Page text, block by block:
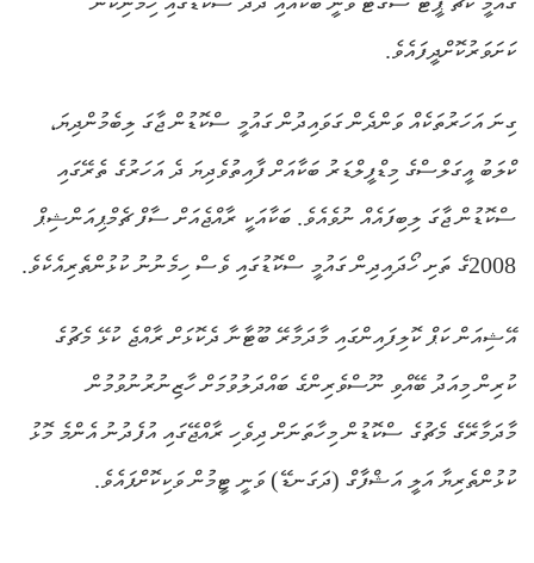
ކަށަވަރުކޮށްދީފައެވެ.
ގިނަ އަހަރުތަކެއް ވަންދެން ގަވައިދުން ގައުމީ ސްކޮޑުން ޖާގަ ލިބެމުންދިޔަ،
ކްލަބު އީގަލްސްގެ މިޑްފީލްޑަރު ބަކާއަށް ފާއިތުވެދިޔަ ދެ އަހަރުގެ ތެރޭގައި
ސްކޮޑުން ޖާގަ ލިބިފައެއް ނުވެއެވެ. ބަކާއަކީ ރާއްޖެއަށް ސާފް ޗެމްޕިއަންޝިޕް
2008ގެ ތަށި ހޯދައިދިން ގައުމީ ސްކޮޑުގައި ވެސް ހިމެނުނު ކުޅުންތެރިއެކެވެ.
އޭޝިއަން ކަޕް ކޮލިފައިންގައި މާދަމާރޭ ބޫޓާނާ ދެކޮޅަށް ރާއްޖެ ކުޅޭ މެޗުގެ
ކުރިން މިއަދު ބޭއްވި ނޫސްވެރިންގެ ބައްދަލުވުމަށް ހާޒިނުރުނުވުމުން
މާދަމާރޭގެ މެޗުގެ ސްކޮޑުން މިހާތަނަށް ދިވެހި ރާއްޖޭގައި އުފެދުނު އެންމެ މޮޅު
ކުޅުންތެރިޔާ އަލީ އަޝްފާގް (ދަގަނޑޭ) ވަނީ ޓީމުން ވަކިކޮށްފައެވެ.